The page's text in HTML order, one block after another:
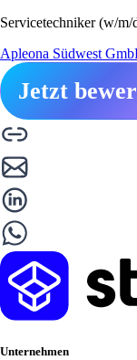
Servicetechniker (w/
Apleona Südwest
Jetzt
Unternehmen